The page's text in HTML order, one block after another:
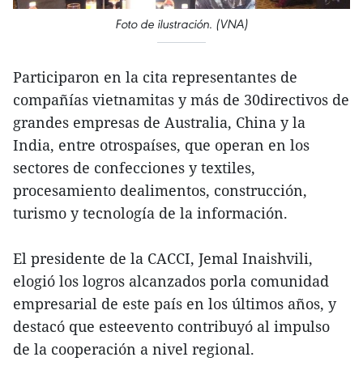
Foto de ilustración. (VNA)
Participaron en la cita representantes de
compañías vietnamitas y más de 30directivos de
grandes empresas de Australia, China y la
India, entre otrospaíses, que operan en los
sectores de confecciones y textiles,
procesamiento dealimentos, construcción,
turismo y tecnología de la información.
El presidente de la CACCI, Jemal Inaishvili,
elogió los logros alcanzados porla comunidad
empresarial de este país en los últimos años, y
destacó que esteevento contribuyó al impulso
de la cooperación a nivel regional.